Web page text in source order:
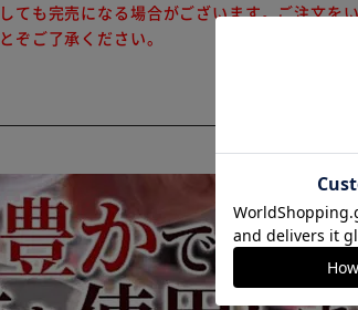
ても完売になる場合がございます。ご注文を
ぞご了承ください。
※ご確認